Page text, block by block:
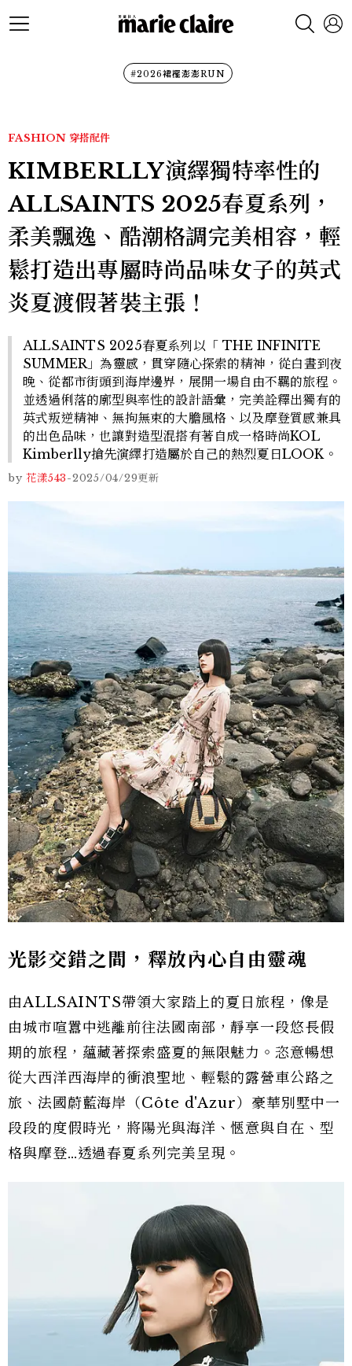
#2026裙襬澎澎RUN
FASHION 穿搭配件
KIMBERLLY演繹獨特率性的
ALLSAINTS 2025春夏系列，
柔美飄逸、酷潮格調完美相容，輕
鬆打造出專屬時尚品味女子的英式
炎夏渡假著裝主張！
ALLSAINTS 2025春夏系列以「 THE INFINITE
SUMMER」為靈感，貫穿隨心探索的精神，從白晝到夜
晚、從都市街頭到海岸邊界，展開一場自由不羈的旅程。
並透過俐落的廓型與率性的設計語彙，完美詮釋出獨有的
英式叛逆精神、無拘無束的大膽風格、以及摩登質感兼具
的出色品味，也讓對造型混搭有著自成一格時尚KOL
Kimberlly搶先演繹打造屬於自己的熱烈夏日LOOK。
by 花漾543-2025/04/29更新
光影交錯之間，釋放內心自由靈魂
由ALLSAINTS帶領大家踏上的夏日旅程，像是
由城市喧囂中逃離前往法國南部，靜享一段悠長假
期的旅程，蘊藏著探索盛夏的無限魅力。恣意暢想
從大西洋西海岸的衝浪聖地、輕鬆的露營車公路之
旅、法國蔚藍海岸（Côte d'Azur）豪華別墅中一
段段的度假時光，將陽光與海洋、愜意與自在、型
格與摩登…透過春夏系列完美呈現。